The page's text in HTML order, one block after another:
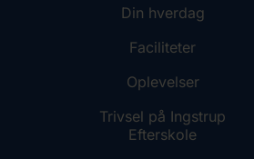
Din hverdag
Faciliteter
Oplevelser
Trivsel på Ingstrup
Efterskole